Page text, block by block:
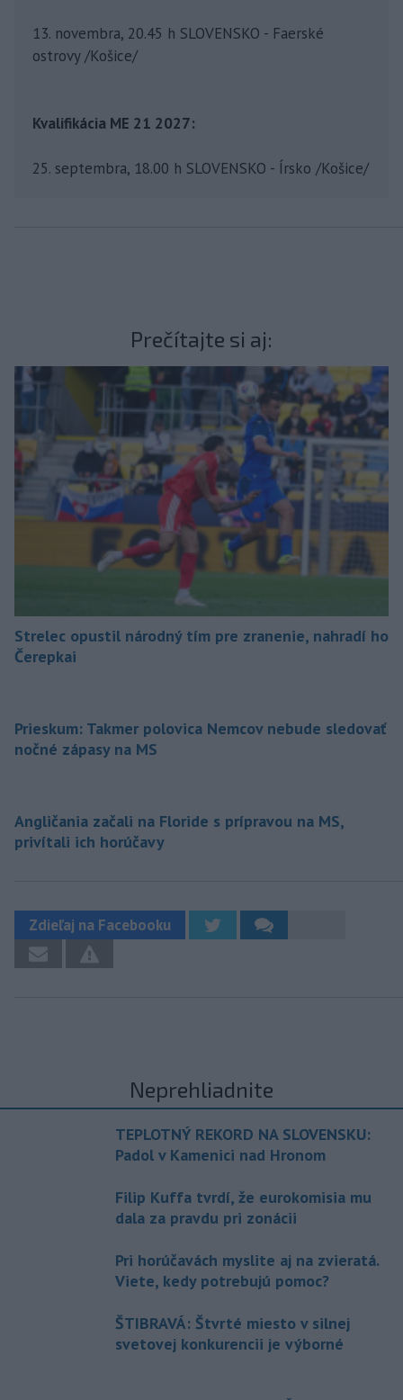
13. novembra, 20.45 h SLOVENSKO - Faerské
ostrovy /Košice/
Kvalifikácia ME 21 2027:
25. septembra, 18.00 h SLOVENSKO - Írsko /Košice/
Prečítajte si aj:
Strelec opustil národný tím pre zranenie, nahradí ho
Čerepkai
Prieskum: Takmer polovica Nemcov nebude sledovať
nočné zápasy na MS
Angličania začali na Floride s prípravou na MS,
privítali ich horúčavy
Zdieľaj na Facebooku
Neprehliadnite
TEPLOTNÝ REKORD NA SLOVENSKU:
Padol v Kamenici nad Hronom
Filip Kuffa tvrdí, že eurokomisia mu
dala za pravdu pri zonácii
Pri horúčavách myslite aj na zvieratá.
Viete, kedy potrebujú pomoc?
ŠTIBRAVÁ: Štvrté miesto v silnej
svetovej konkurencii je výborné